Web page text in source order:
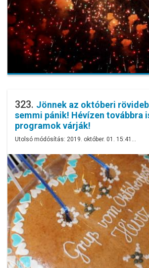
323. Jönnek az októberi
semmi pánik! Hévízen továbbra
programok várják!
Utolsó módósítás: 2019. október. 01. 15:41…